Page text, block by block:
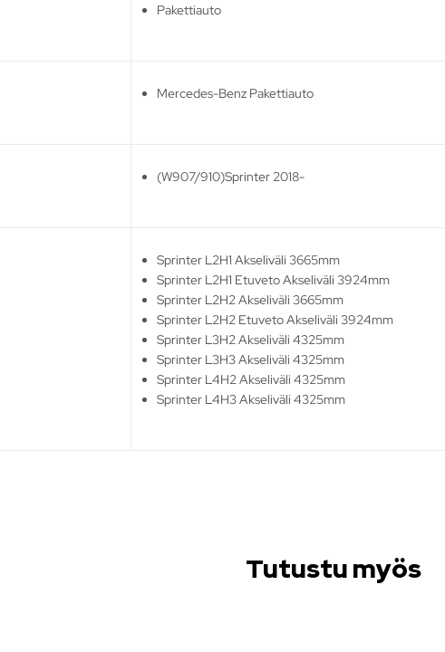
Pakettiauto
Mercedes-Benz Pakettiauto
(W907/910)Sprinter 2018-
Sprinter L2H1 Akseliväli 3665mm
Sprinter L2H1 Etuveto Akseliväli 3924mm
Sprinter L2H2 Akseliväli 3665mm
Sprinter L2H2 Etuveto Akseliväli 3924mm
Sprinter L3H2 Akseliväli 4325mm
Sprinter L3H3 Akseliväli 4325mm
Sprinter L4H2 Akseliväli 4325mm
Sprinter L4H3 Akseliväli 4325mm
Tutustu myös